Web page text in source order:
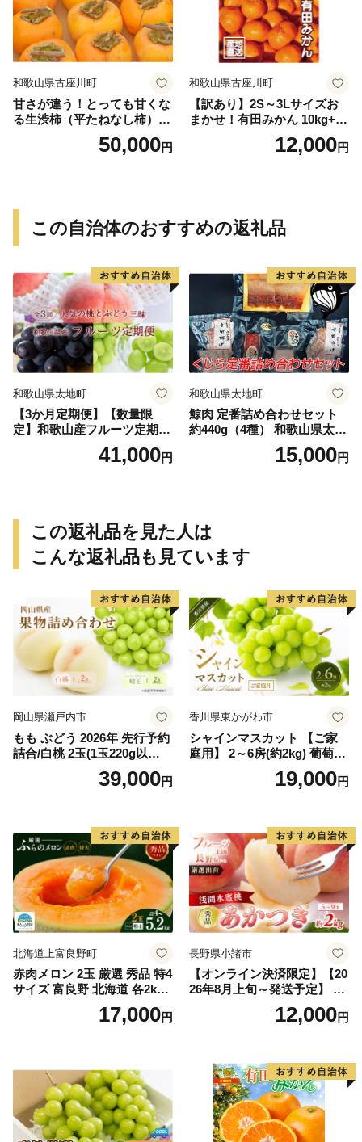
和歌山県古座川町
甘さが違う！とっても甘くな
る生渋柿（平たねなし柿）吊
ップ付約14.5～15kg 約60～
50,000円
和歌山県古座川町
【訳あり】2S～3Lサイズお
まかせ！有田みかん 10kg+2k
g保証分 11月から12月下旬ま
でに順次発送致します。 / 訳
12,000円
この自治体のおすすめの返礼品
和歌山県太地町
【3か月定期便】【数量限
定】和歌山産フルーツ定期
便！人気の桃とぶどう三昧
桃 ピオーネ シャインマスカ
41,000円
和歌山県太地町
鯨肉 定番詰め合わせセット
約440g（4種） 和歌山県太地
町 くじら クジラ 鯨 赤肉 竜
田揚げ ベーコン15,000円
この返礼品を見た人は
こんな返礼品も見ています
岡山県瀬戸内市
もも ぶどう 2026年 先行予約
詰合/白桃 2玉(1玉220g以
上)・シャインマスカット 晴
39,000円
香川県東かがわ市
シャインマスカット 【ご家
庭用】 2～6房(約2kg) 葡萄 ぶ
どう ブドウ フルーツ 果物 く
だもの 果実 旬の果物 旬のフ
19,000円
北海道上富良野町
赤肉メロン 2玉 厳選 秀品 特4
サイズ 富良野 北海道 各2kg
～2.6kg 2玉 セット ファーム
富良野 メロン めろん 果物 く
17,000円
長野県小諸市
【オンライン決済限定】【20
26年8月上旬～発送予定】 先
行予約 「浅間水蜜桃プレミ
アム」 もも あかつき 秀品 約
果肉 長野県産 小諸市
12,000円